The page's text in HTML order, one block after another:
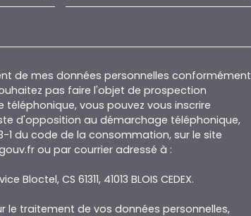
de mes données personnelles conformément
pas faire l'objet de prospection
vous pouvez vous inscrire
d'opposition au démarchage téléphonique,
1 du code de la consommation, sur le site
ou par courrier adressé à :
Bloctel, CS 61311, 41013 BLOIS CEDEX.
le traitement de vos données personnelles,